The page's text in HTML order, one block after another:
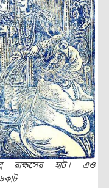
রাক্ষসের হাট। এও